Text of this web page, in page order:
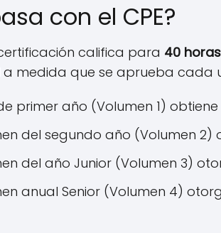
con el CPE?
califica para 40
medida que se aprueba cada
primer año (Volumen 1) obtiene
del segundo año (Volumen 2)
del año Junior (Volumen 3)
anual Senior (Volumen 4)